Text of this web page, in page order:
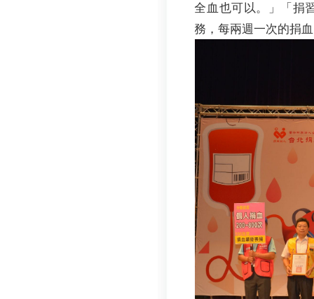
全血也可以。」「捐
務，每兩週一次的捐